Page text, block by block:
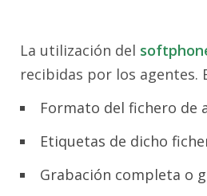
La utilización del
recibidas por los
Formato del fichero de
Etiquetas de dicho
Grabación completa o